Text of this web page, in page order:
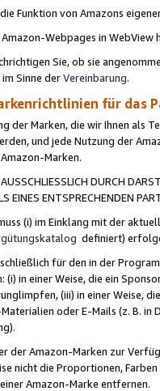
Funktion von Amazons
Webpages in WebView
Sie, ob sie
im Sinne derVereinbarung.
für das
der Marken, die wir Ihnen als
und jede Nutzung der
Marken.
DURCH
EINES ENTSPRECHENDEN
(i) im Einklang mit der
definiert)
für den in der
in einer Weise, die ein
(iii) in einer Weise,
oder E-Mails (z. B. in
der Amazon-Marken zur
nicht die Proportionen,
Amazon-Marke entfernen.